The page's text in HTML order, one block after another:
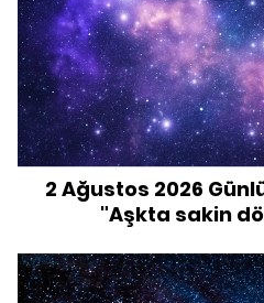
2 Ağustos 2026
"Aşkta sakin